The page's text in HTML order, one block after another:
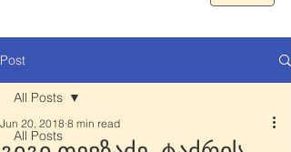
Post
All Posts
All Posts
Jun 20, 2018 8 min read